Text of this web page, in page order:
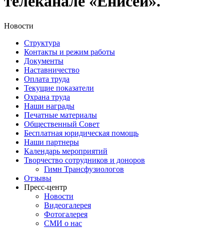
Новости
Структура
Контакты и режим работы
Документы
Наставничество
Оплата труда
Текущие показатели
Охрана труда
Наши награды
Печатные материалы
Общественный Совет
Бесплатная юридическая помощь
Наши партнеры
Календарь мероприятий
Творчество сотрудников и доноров
Гимн Трансфузиологов
Отзывы
Пресс-центр
Новости
Видеогалерея
Фотогалерея
СМИ о нас